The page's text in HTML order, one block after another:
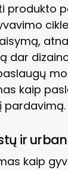
produkto
dar
kaip
pardavimą.
ir
kaip